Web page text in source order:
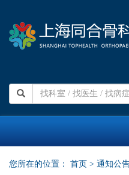
您所在的位置： 首页 > 通知公